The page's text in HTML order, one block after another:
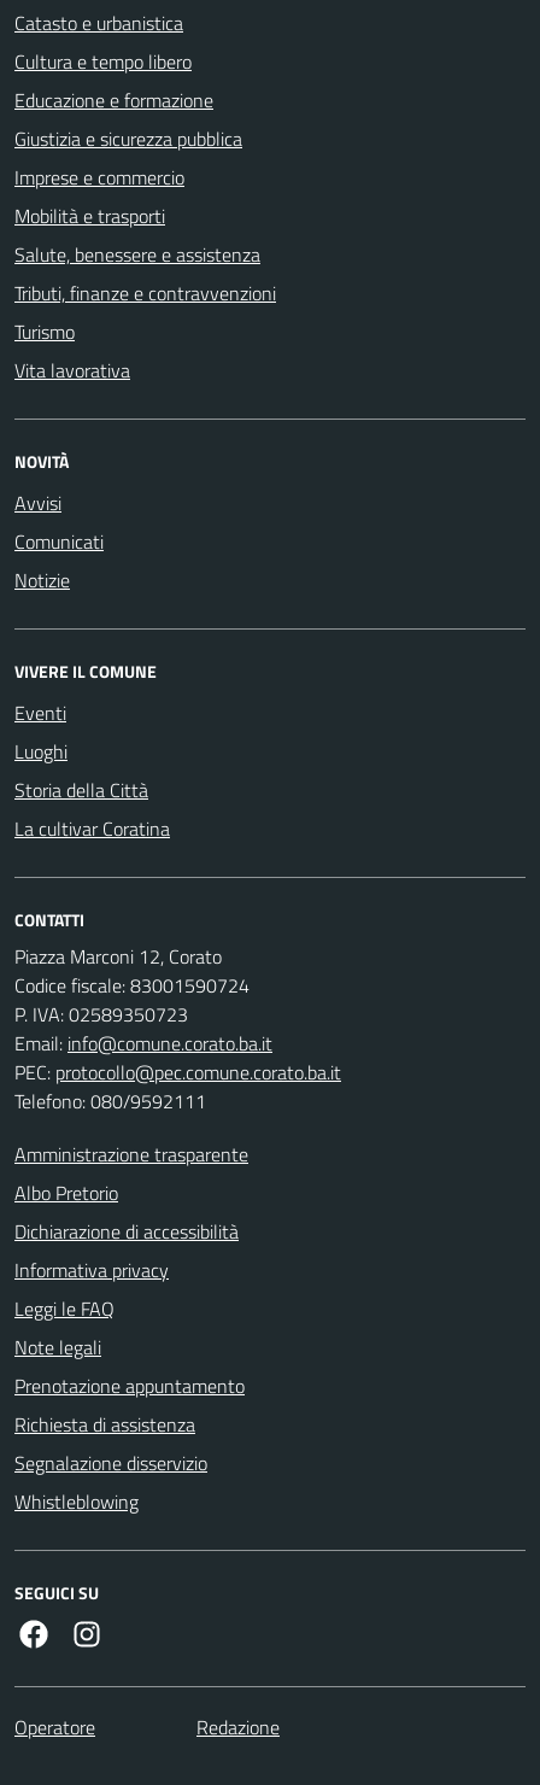
Catasto e urbanistica
Cultura e tempo libero
Educazione e formazione
Giustizia e sicurezza pubblica
Imprese e commercio
Mobilità e trasporti
Salute, benessere e assistenza
Tributi, finanze e contravvenzioni
Turismo
Vita lavorativa
NOVITÀ
Avvisi
Comunicati
Notizie
VIVERE IL COMUNE
Eventi
Luoghi
Storia della Città
La cultivar Coratina
CONTATTI
Piazza Marconi 12, Corato
Codice fiscale: 83001590724
P. IVA: 02589350723
Email: info@comune.corato.ba.it
PEC: protocollo@pec.comune.corato.ba.it
Telefono: 080/9592111
Amministrazione trasparente
Albo Pretorio
Dichiarazione di accessibilità
Informativa privacy
Leggi le FAQ
Note legali
Prenotazione appuntamento
Richiesta di assistenza
Segnalazione disservizio
Whistleblowing
SEGUICI SU
Facebook
Operatore Redazione